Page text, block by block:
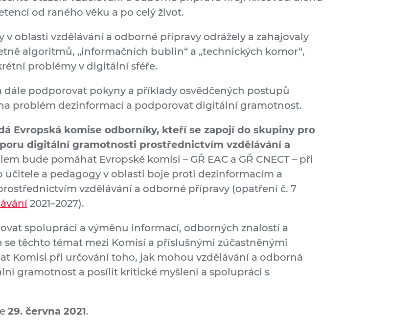
od raného věku a po celý život.
v oblasti vzdělávání a odborné přípravy odrážely a zahajovaly
algoritmů, „informačních bublin“ a „technických komor“,
problémy v digitální sféře.
podporovat pokyny a příklady osvědčených postupů
problém dezinformací a podporovat digitální gramotnost.
Evropská komise odborníky, kteří se zapojí do skupiny pro
digitální gramotnosti prostřednictvím vzdělávání a
bude pomáhat Evropské komisi – GŘ EAC a GŘ CNECT – při
učitele a pedagogy v oblasti boje proti dezinformacím a
vzdělávání a odborné přípravy (opatření č. 7
2021–2027).
spolupráci a výměnu informací, odborných znalostí a
těchto témat mezi Komisí a příslušnými zúčastněnými
Komisi při určování toho, jak mohou vzdělávání a odborná
gramotnost a posílit kritické myšlení a spolupráci s
29. června 2021.